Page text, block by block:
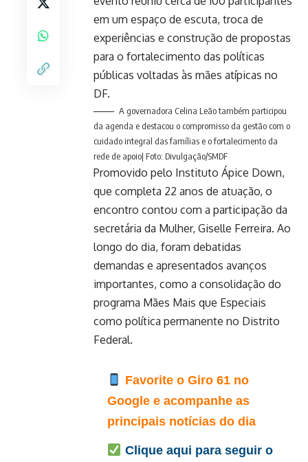
em um espaço de escuta, troca de
experiências e construção de propostas
para o fortalecimento das políticas
públicas voltadas às mães atípicas no
DF.
A governadora Celina Leão também participou
da agenda e destacou o compromisso da gestão com o
cuidado integral das famílias e o fortalecimento da
rede de apoio| Foto: Divulgação/SMDF
Promovido pelo Instituto Ápice Down,
que completa 22 anos de atuação, o
encontro contou com a participação da
secretária da Mulher, Giselle Ferreira. Ao
longo do dia, foram debatidas
demandas e apresentados avanços
importantes, como a consolidação do
programa Mães Mais que Especiais
como política permanente no Distrito
Federal.
Favorite o Giro 61 no
Google e acompanhe as
principais notícias do dia
Clique aqui para seguir o